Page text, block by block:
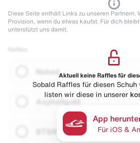
Diese Seite enthält Links zu unseren Partnern.
Provision, wenn du etwas kaufst. Für dich
unterstützt uns damit.
Naked
Asphaltgold
Aktuell keine Raffles für
Sobald Raffles für diesen Schuh
listen wir diese in unserer
App
Für iOS &